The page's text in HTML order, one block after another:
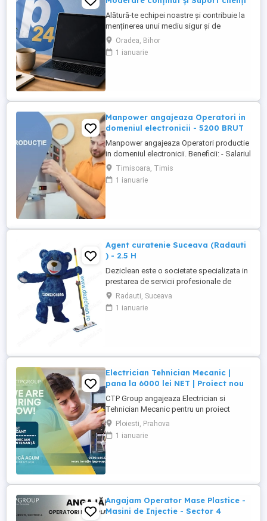
Alătură-te echipei noastre și contribuie la
menținerea unui mediu sigur și de
încredere pe platformele noastre de
anunțuri din România, Germania și
Ungaria. În funcție de experiența și
Oradea, Bihor
1 ianuarie
Manpower angajeaza Operatori in
domeniul electronicii - 5200 BRUT
Manpower angajeaza Operatori productie
in domeniul electronicii. Beneficii: - Salariul
- 5200 (in functie de experienta in
domeniul electronicii); - Tichete de masa
de 35 de lei zi lucratoare; - Mediu de lucru
Timisoara, Timis
1 ianuarie
Agent curatenie Suceava (Radauti
) - 2.5 H
Deziclean este o societate specializata in
prestarea de servicii profesionale de
curatenie. Compania noastra asigura
servicii de curatenie in aproape toate
orasele mari din România. Angajam agenti
Radauti, Suceava
1 ianuarie
Electrician Tehnician Mecanic |
pana la 6000 lei NET | Proiect nou
CTP Group angajeaza Electrician si
Tehnician Mecanic pentru un proiect
industrial nou. Daca ai experienta tehnica
si iti doresti un loc de munca stabil, bine
platit, cu perspective reale de dezvoltare,
Ploiesti, Prahova
1 ianuarie
Angajam Operator Mase Plastice -
Masini de Injectie - Sector 4